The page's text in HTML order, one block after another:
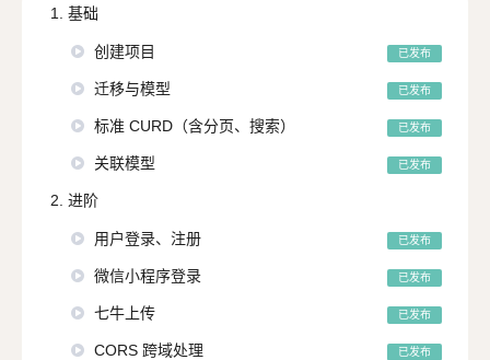
1. 基础
创建项目 已发布
迁移与模型 已发布
标准 CURD（含分页、搜索） 已发布
关联模型 已发布
2. 进阶
用户登录、注册 已发布
微信小程序登录 已发布
七牛上传 已发布
CORS 跨域处理 已发布